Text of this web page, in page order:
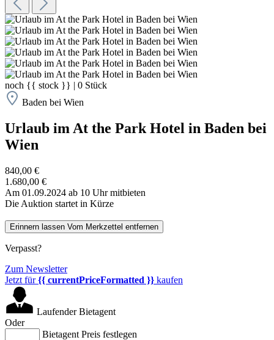
noch {{ stock }} | 0 Stück
Baden bei Wien
Urlaub im At the Park Hotel in Baden bei
Wien
840,00 €
1.680,00 €
Am 01.09.2024 ab 10 Uhr mitbieten
Die Auktion startet in Kürze
Erinnern lassen Vom Merkzettel entfernen
Verpasst?
Zum Newsletter
Jetzt für{{ currentPriceFormatted }} kaufen
Laufender Bietagent
Oder
Bietagent Preis festlegen